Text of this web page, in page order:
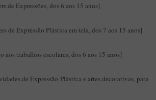
de Expressões, dos 6 aos 15 anos]
de Expressão Plástica em tela, dos 7 aos 15 anos]
aos trabalhos escolares, dos 6 aos 15 anos]
de Expressão Plástica e artes decorativas, para